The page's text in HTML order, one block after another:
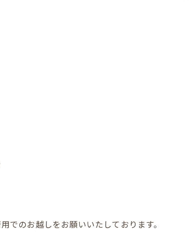
でのお越しをお願いいたしております。